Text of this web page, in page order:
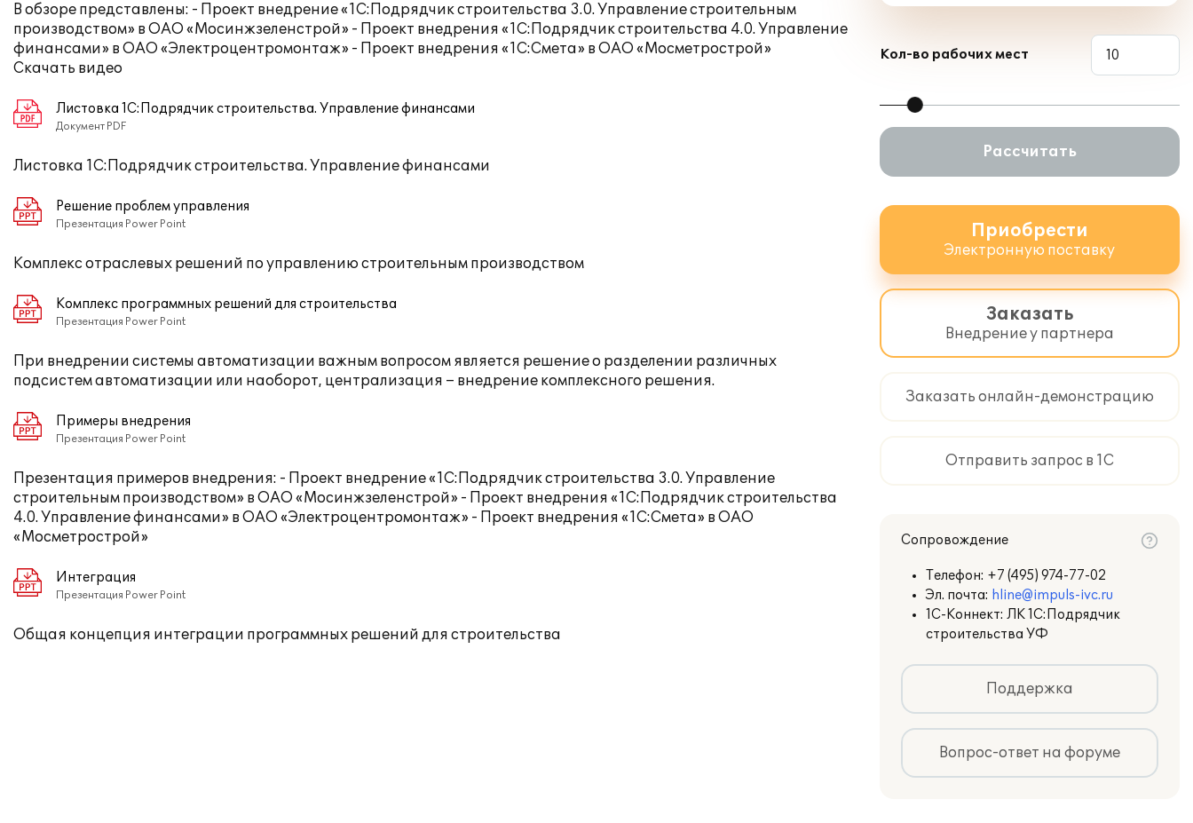
В обзоре представлены: - Проект внедрение «1С:Подрядчик строительства 3.0. Управление строительным
производством» в ОАО «Мосинжзеленстрой» - Проект внедрения «1С:Подрядчик строительства 4.0. Управление
финансами» в ОАО «Электроцентромонтаж» - Проект внедрения «1С:Смета» в ОАО «Мосметрострой»
Скачать видео
Листовка 1С:Подрядчик строительства. Управление финансами
Документ PDF
Листовка 1С:Подрядчик строительства. Управление финансами
Решение проблем управления
Презентация Power Point
Комплекс отраслевых решений по управлению строительным производством
Комплекс программных решений для строительства
Презентация Power Point
При внедрении системы автоматизации важным вопросом является решение о разделении различных
подсистем автоматизации или наоборот, централизация – внедрение комплексного решения.
Примеры внедрения
Презентация Power Point
Презентация примеров внедрения: - Проект внедрение «1С:Подрядчик строительства 3.0. Управление
строительным производством» в ОАО «Мосинжзеленстрой» - Проект внедрения «1С:Подрядчик строительства
4.0. Управление финансами» в ОАО «Электроцентромонтаж» - Проект внедрения «1С:Смета» в ОАО
«Мосметрострой»
Интеграция
Презентация Power Point
Общая концепция интеграции программных решений для строительства
Кол-во рабочих мест
Рассчитать
Приобрести
Электронную поставку
Заказать
Внедрение у партнера
Заказать онлайн-демонстрацию
Отправить запрос в 1С
Сопровождение
Телефон: +7 (495) 974-77-02
Эл. почта: hline@impuls-ivc.ru
1С-Коннект: ЛК 1С:Подрядчик
строительства УФ
Поддержка
Вопрос-ответ на форуме